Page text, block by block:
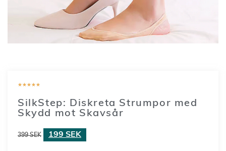
★★★★★
SilkStep: Diskreta Strumpor med
Skydd mot Skavsår
399SEK 199 SEK